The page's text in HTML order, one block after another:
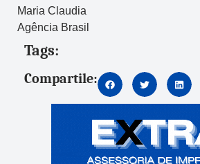
Maria Claudia
Agência Brasil
Tags:
Compartile: